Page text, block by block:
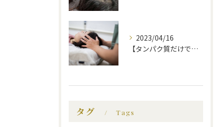
2023/04/16
【タンパク質だけでは不十分！？薄毛にいい食べ物】福岡市で薄毛治療｜福岡薄毛専門鍼灸センター
タグ Tags